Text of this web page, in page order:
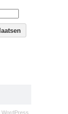
WordPress